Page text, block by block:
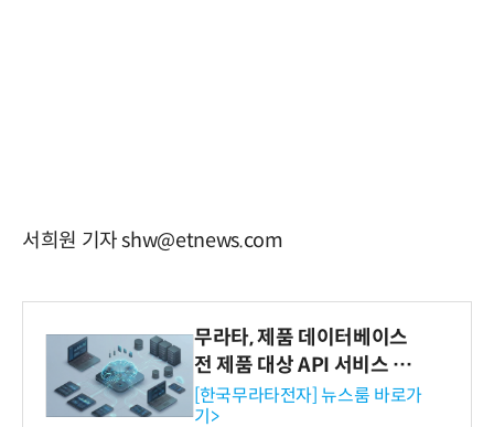
서희원 기자 shw@etnews.com
무라타, 제품 데이터베이스
전 제품 대상 API 서비스 제
공…73개 제품 카테고리로
확대
[한국무라타전자] 뉴스룸 바로가
기>